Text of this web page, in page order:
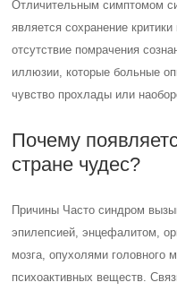
Отличительным симптомом
является сохранение
отсутствие помрачения
иллюзии, которые больные
чувство прохлады или
Почему
стране чудес?
Причины Часто синдром
эпилепсией, энцефалитом,
мозга, опухолями головного
психоактивных веществ.